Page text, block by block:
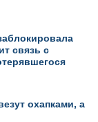
связь с
охапками, а